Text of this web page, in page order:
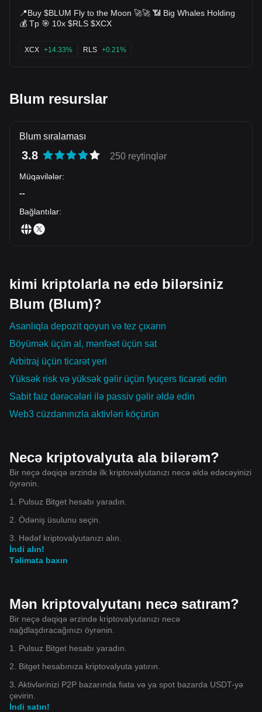
📍Buy $BLUM Fly to the Moon 🚀🚀 📶 Big Whales Holding
💰 Tp 🎯 10x $RLS $XCX
XCX +14.33% RLS +0.21%
Blum resurslar
Blum sıralaması
3.8 250 reytinqlər
Müqavilələr:
--
Bağlantılar:
kimi kriptolarla nə edə bilərsiniz
Blum (Blum)?
Asanlıqla depozit qoyun və tez çıxarın
Böyümək üçün al, mənfəət üçün sat
Arbitraj üçün ticarət yeri
Yüksək risk və yüksək gəlir üçün fyuçers ticarəti edin
Sabit faiz dərəcələri ilə passiv gəlir əldə edin
Web3 cüzdanınızla aktivləri köçürün
Necə kriptovalyuta ala bilərəm?
Bir neçə dəqiqə ərzində ilk kriptovalyutanızı necə əldə edəcəyinizi
öyrənin.
1. Pulsuz Bitget hesabı yaradın.
2. Ödəniş üsulunu seçin.
3. Hədəf kriptovalyutanızı alın.
İndi alın!
Təlimata baxın
Mən kriptovalyutanı necə satıram?
Bir neçə dəqiqə ərzində kriptovalyutanızı necə
nağdlaşdıracağınızı öyrənin.
1. Pulsuz Bitget hesabı yaradın.
2. Bitget hesabınıza kriptovalyuta yatırın.
3. Aktivlərinizi P2P bazarında fiata və ya spot bazarda USDT-yə
çevirin.
İndi satın!